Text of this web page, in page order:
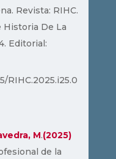
Revista: RIHC.
De La
Editorial:
RIHC.2025.i25.0
M.(2025)
de la